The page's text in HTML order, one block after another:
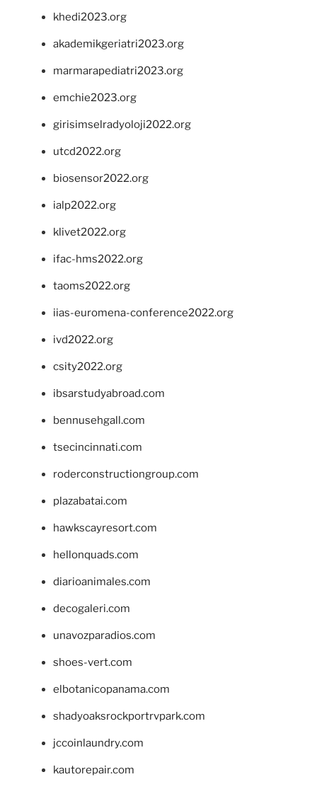
khedi2023.org
akademikgeriatri2023.org
marmarapediatri2023.org
emchie2023.org
girisimselradyoloji2022.org
utcd2022.org
biosensor2022.org
ialp2022.org
klivet2022.org
ifac-hms2022.org
taoms2022.org
iias-euromena-conference2022.org
ivd2022.org
csity2022.org
ibsarstudyabroad.com
bennusehgall.com
tsecincinnati.com
roderconstructiongroup.com
plazabatai.com
hawkscayresort.com
hellonquads.com
diarioanimales.com
decogaleri.com
unavozparadios.com
shoes-vert.com
elbotanicopanama.com
shadyoaksrockportrvpark.com
jccoinlaundry.com
kautorepair.com